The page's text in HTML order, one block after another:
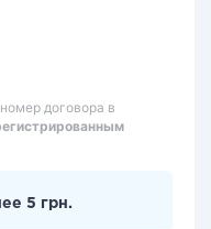
договора в
5 грн.